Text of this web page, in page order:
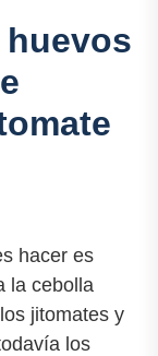
hacer es
la cebolla
jitomates y
los